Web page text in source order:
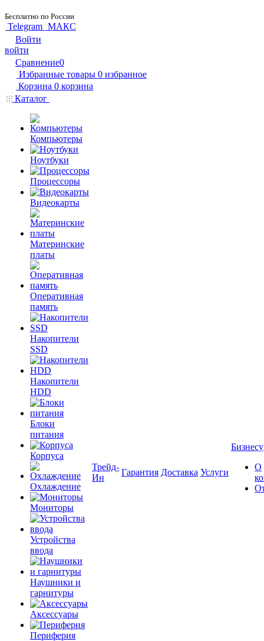
Бесплатно по России
Telegram МАКС
Войти
войти
Сравнение0
Избранные товары 0 избранное
Корзина 0 корзина
Каталог
Компьютеры
Ноутбуки
Процессоры
Видеокарты
Материнские
платы
Оперативная
память
Накопители
SSD
Накопители
HDD
Блоки
питания
Корпуса
Охлаждение
Мониторы
Устройства
ввода
Наушники и
гарнитуры
Аксессуары
Периферия
Трейд-
Ин
Гарантия Доставка Услуги
Бизнесу
О